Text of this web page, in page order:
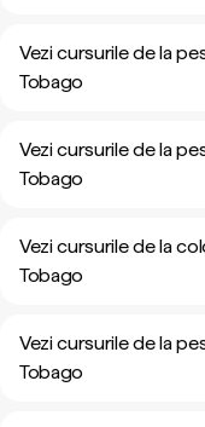
Vezi cursurile de la
Tobago
Vezi cursurile de la
Tobago
Vezi cursurile de la
Tobago
Vezi cursurile de la
Tobago